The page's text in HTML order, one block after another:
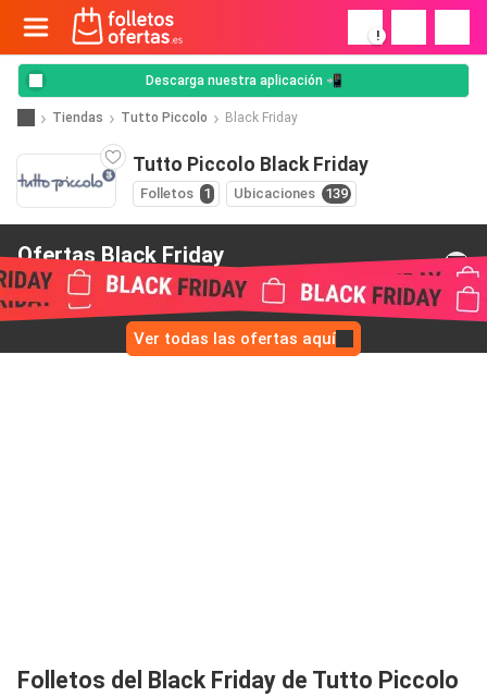
!
Descarga nuestra aplicación 📲
Tiendas Tutto Piccolo Black Friday
Tutto Piccolo Black Friday
Folletos 1 Ubicaciones 139
Ofertas Black Friday
de Tutto Piccolo
Ver todas las ofertas aquí
Folletos del Black Friday de Tutto Piccolo